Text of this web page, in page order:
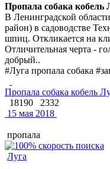
Пропала собака кобель
В Ленинградской
район) в садоводстве
шпиц. Откликается на
Отличительная черта -
добрый..
#Луга пропала собака
Пропала собака кобель
18190
2332
15 мая 2018
пропала
Луга